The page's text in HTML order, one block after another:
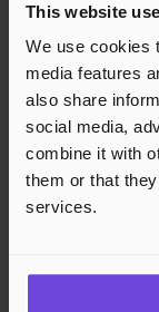
This website
We use cookies
media features
also share
social media,
combine it with
them or that
services.